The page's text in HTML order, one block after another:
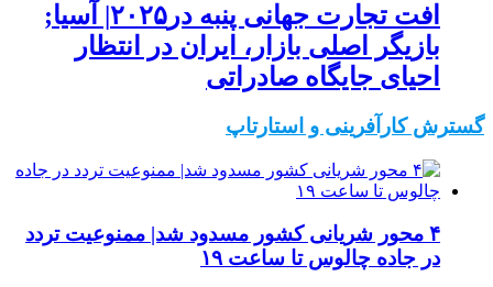
افت تجارت جهانی پنبه در۲۰۲۵| آسیا;
بازیگر اصلی بازار، ایران در انتظار
احیای جایگاه صادراتی
گسترش کارآفرینی و استارتاپ
۴ محور شریانی کشور مسدود شد| ممنوعیت تردد
در جاده چالوس تا ساعت ۱۹